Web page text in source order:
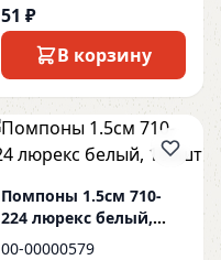
51 ₽
В корзину
Помпоны 1.5см 710-
224 люрекс белый,
100шт
00-00000579